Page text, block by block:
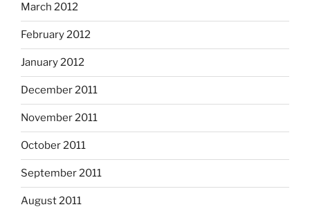
March 2012
February 2012
January 2012
December 2011
November 2011
October 2011
September 2011
August 2011